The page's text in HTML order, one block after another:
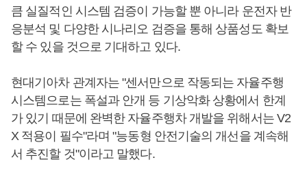
큼 실질적인 시스템 검증이 가능할 뿐 아니라 운전자 반
응분석 및 다양한 시나리오 검증을 통해 상품성도 확보
할 수 있을 것으로 기대하고 있다.
현대기아차 관계자는 "센서만으로 작동되는 자율주행
시스템으로는 폭설과 안개 등 기상악화 상황에서 한계
가 있기 때문에 완벽한 자율주행차 개발을 위해서는 V2
X 적용이 필수"라며 "능동형 안전기술의 개선을 계속해
서 추진할 것"이라고 말했다.